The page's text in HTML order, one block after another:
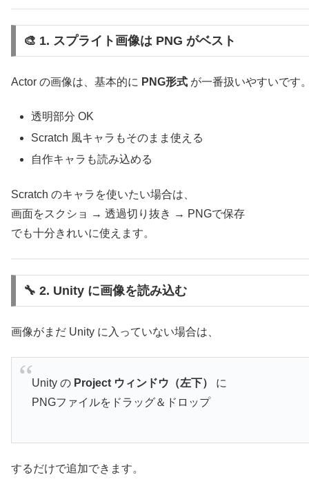
🎨 1. スプライト画像は PNG がベスト
Actor の画像は、基本的に PNG形式 が一番扱いやすいです
透明部分 OK
Scratch 風キャラもそのまま使える
自作キャラも読み込める
Scratch のキャラを使いたい場合は、
画面をスクショ → 透過切り抜き → PNGで保存
でも十分きれいに使えます。
🔧 2. Unity に画像を読み込む
画像がまだ Unity に入っていない場合は、
Unity の Project ウィンドウ（左下）
に
PNGファイルをドラッグ＆ドロップ
するだけで追加できます。